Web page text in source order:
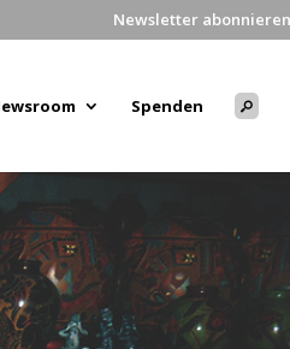
Newsletter abonnieren
Spenden